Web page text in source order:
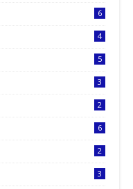
6
4
5
3
2
6
2
3